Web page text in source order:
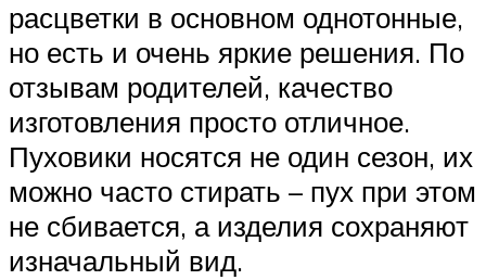
расцветки в основном однотонные,
но есть и очень яркие решения. По
отзывам родителей, качество
изготовления просто отличное.
Пуховики носятся не один сезон, их
можно часто стирать – пух при этом
не сбивается, а изделия сохраняют
изначальный вид.